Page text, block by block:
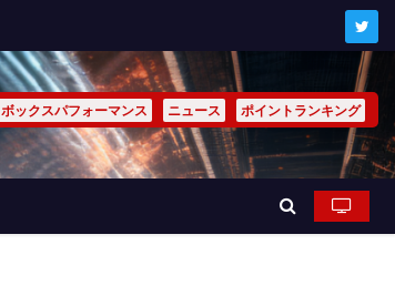
ボックスパフォーマンス ニュース ポイントランキング